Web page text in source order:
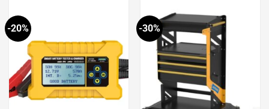
-20% -30%